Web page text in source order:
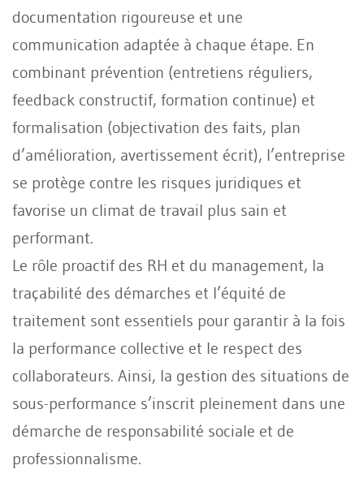
documentation rigoureuse et une
communication adaptée à chaque étape. En
combinant prévention (entretiens réguliers,
feedback constructif, formation continue) et
formalisation (objectivation des faits, plan
d’amélioration, avertissement écrit), l’entreprise
se protège contre les risques juridiques et
favorise un climat de travail plus sain et
performant.
Le rôle proactif des RH et du management, la
traçabilité des démarches et l’équité de
traitement sont essentiels pour garantir à la fois
la performance collective et le respect des
collaborateurs. Ainsi, la gestion des situations de
sous-performance s’inscrit pleinement dans une
démarche de responsabilité sociale et de
professionnalisme.